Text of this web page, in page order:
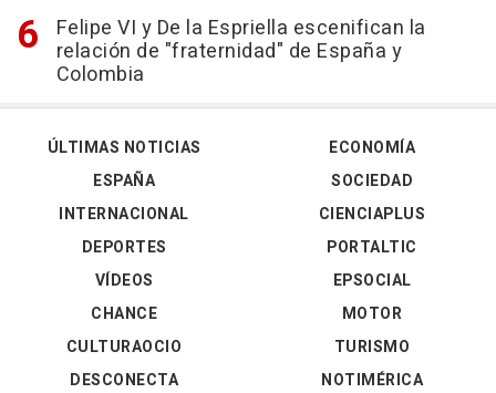
Felipe VI y De la Espriella escenifican la
relación de "fraternidad" de España y
Colombia
ÚLTIMAS NOTICIAS
ESPAÑA
INTERNACIONAL
DEPORTES
VÍDEOS
ECONOMÍA
SOCIEDAD
CIENCIAPLUS
PORTALTIC
EPSOCIAL
CHANCE
CULTURAOCIO
DESCONECTA
MOTOR
TURISMO
NOTIMÉRICA